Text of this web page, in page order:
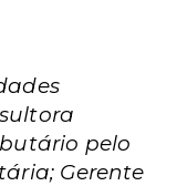
pelo
Gerente